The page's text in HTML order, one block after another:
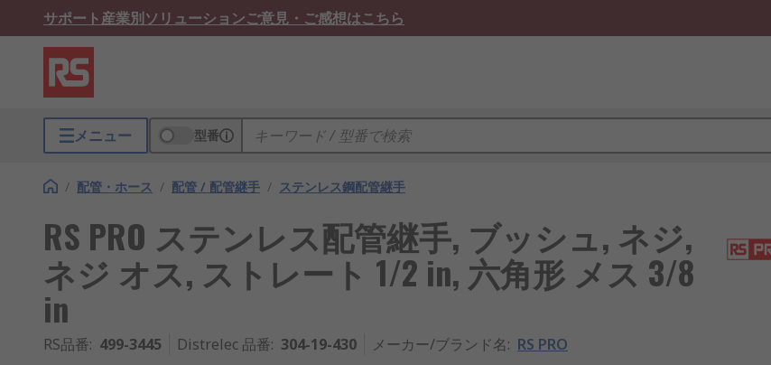
サポート産業別ソリューションご意見・ご感想はこちら
メニュー 型番
/ 配管・ホース / 配管 / 配管継手 / ステンレス鋼配管継手
RS PRO ステンレス配管継手, ブッシュ, ネジ,
ネジ オス, ストレート 1/2 in, 六角形 メス 3/8
in
RS品番: 499-3445 Distrelec 品番: 304-19-430 メーカー/ブランド名: RS PRO